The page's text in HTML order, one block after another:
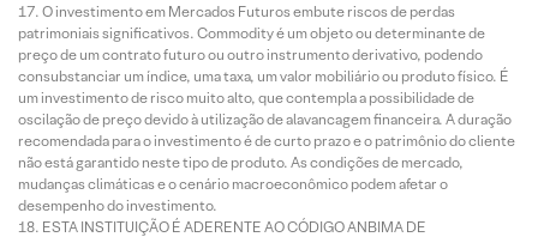
O investimento em Mercados Futuros embute riscos de perdas
patrimoniais significativos. Commodity é um objeto ou determinante de
preço de um contrato futuro ou outro instrumento derivativo, podendo
consubstanciar um índice, uma taxa, um valor mobiliário ou produto físico. É
um investimento de risco muito alto, que contempla a possibilidade de
oscilação de preço devido à utilização de alavancagem financeira. A duração
recomendada para o investimento é de curto prazo e o patrimônio do cliente
não está garantido neste tipo de produto. As condições de mercado,
mudanças climáticas e o cenário macroeconômico podem afetar o
desempenho do investimento.
ESTA INSTITUIÇÃO É ADERENTE AO CÓDIGO ANBIMA DE